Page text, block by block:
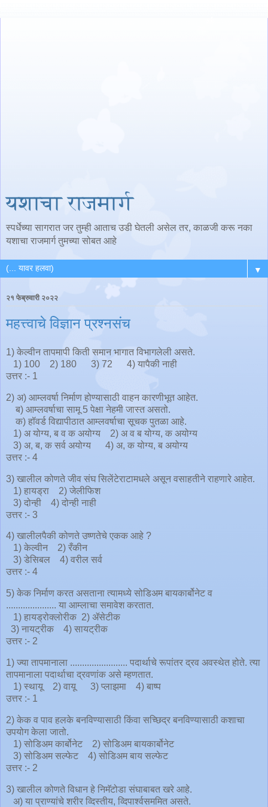
यशाचा राजमार्ग
स्पर्धेच्या सागरात जर तुम्ही आताच उडी घेतली असेल तर, काळजी करू नका
यशाचा राजमार्ग तुमच्या सोबत आहे
▼
२१ फेब्रुवारी २०२२
महत्त्वाचे विज्ञान प्रश्नसंच
1) केल्वीन तापमापी किती समान भागात विभागलेली असते.
1) 100 2) 180 3) 72 4) यापैकी नाही
उत्तर :- 1
2) अ) आम्लवर्षा निर्माण होण्यासाठी वाहन कारणीभूत आहेत.
ब) आम्लवर्षाचा सामू 5 पेक्षा नेहमी जास्त असतो.
क) हॉवर्ड विद्यापीठात आम्लवर्षाचा सूचक पुतळा आहे.
1) अ योग्य, ब व क अयोग्य 2) अ व ब योग्य, क अयोग्य
3) अ, ब, क सर्व अयोग्य 4) अ, क योग्य, ब अयोग्य
उत्तर :- 4
3) खालील कोणते जीव संघ सिलेंटेराटामधले असून वसाहतीने राहणारे आहेत.
1) हायड्रा 2) जेलीफिश
3) दोन्ही 4) दोन्ही नाही
उत्तर :- 3
4) खालीलपैकी कोणते उष्णतेचे एकक आहे ?
1) केल्वीन 2) रँकीन
3) डेसिबल 4) वरील सर्व
उत्तर :- 4
5) केक निर्माण करत असताना त्यामध्ये सोडिअम बायकार्बोनेट व
..................... या आम्लाचा समावेश करतात.
1) हायड्रोक्लोरीक 2) ॲसेटीक
3) नायट्रीक 4) सायट्रीक
उत्तर :- 2
1) ज्या तापमानाला ........................ पदार्थाचे रूपांतर द्रव अवस्थेत होते. त्या
तापमानाला पदार्थाचा द्रवणांक असे म्हणतात.
1) स्थायू 2) वायू 3) प्लाझमा 4) बाष्प
उत्तर :- 1
2) केक व पाव हलके बनविण्यासाठी किंवा सच्छिद्र बनविण्यासाठी कशाचा
उपयोग केला जातो.
1) सोडिअम कार्बोनेट 2) सोडिअम बायकार्बोनेट
3) सोडिअम सल्फेट 4) सोडिअम बाय सल्फेट
उत्तर :- 2
3) खालील कोणते विधान हे निमॅटोडा संघाबाबत खरे आहे.
अ) या प्राण्यांचे शरीर व्दिस्तीय, व्दिपार्श्वसममित असते.